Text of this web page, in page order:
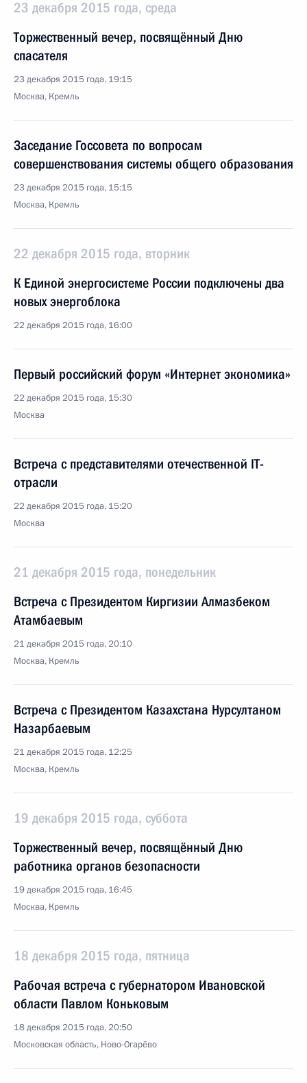
23 декабря 2015 года, среда
Торжественный вечер, посвящённый Дню
спасателя
23 декабря 2015 года, 19:15
Москва, Кремль
Заседание Госсовета по вопросам
совершенствования системы общего образования
23 декабря 2015 года, 15:15
Москва, Кремль
22 декабря 2015 года, вторник
К Единой энергосистеме России подключены два
новых энергоблока
22 декабря 2015 года, 16:00
Первый российский форум «Интернет экономика»
22 декабря 2015 года, 15:30
Москва
Встреча с представителями отечественной IT-
отрасли
22 декабря 2015 года, 15:20
Москва
21 декабря 2015 года, понедельник
Встреча с Президентом Киргизии Алмазбеком
Атамбаевым
21 декабря 2015 года, 20:10
Москва, Кремль
Встреча с Президентом Казахстана Нурсултаном
Назарбаевым
21 декабря 2015 года, 12:25
Москва, Кремль
19 декабря 2015 года, суббота
Торжественный вечер, посвящённый Дню
работника органов безопасности
19 декабря 2015 года, 16:45
Москва, Кремль
18 декабря 2015 года, пятница
Рабочая встреча с губернатором Ивановской
области Павлом Коньковым
18 декабря 2015 года, 20:50
Московская область, Ново-Огарёво